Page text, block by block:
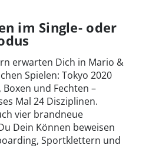
im Single- oder
erwarten Dich in Mario &
Spielen: Tokyo 2020
und Fechten –
Mal 24 Disziplinen.
vier brandneue
Dein Können beweisen
Sportklettern und